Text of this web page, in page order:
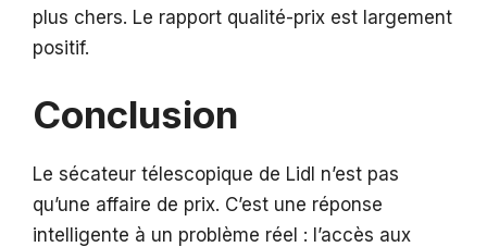
plus chers. Le rapport qualité-prix est largement
positif.
Conclusion
Le sécateur télescopique de Lidl n’est pas
qu’une affaire de prix. C’est une réponse
intelligente à un problème réel : l’accès aux